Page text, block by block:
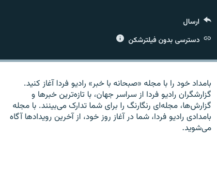
زبان‌های دیگر
ارسال
دسترسی بدون فیلترشکن
بامداد خود را با مجله «صبحانه با خبر» راديو فردا آغاز کنيد.
گزارشگران راديو فردا از سراسر جهان، با تازه‌ترين خبرها و
گزارش‌ها، مجله‌ای رنگارنگ را برای شما تدارک می‌بينند. با مجله
بامدادی راديو فردا، شما در آغاز روز خود، از آخرين رويدادها آگاه
می‌شويد.